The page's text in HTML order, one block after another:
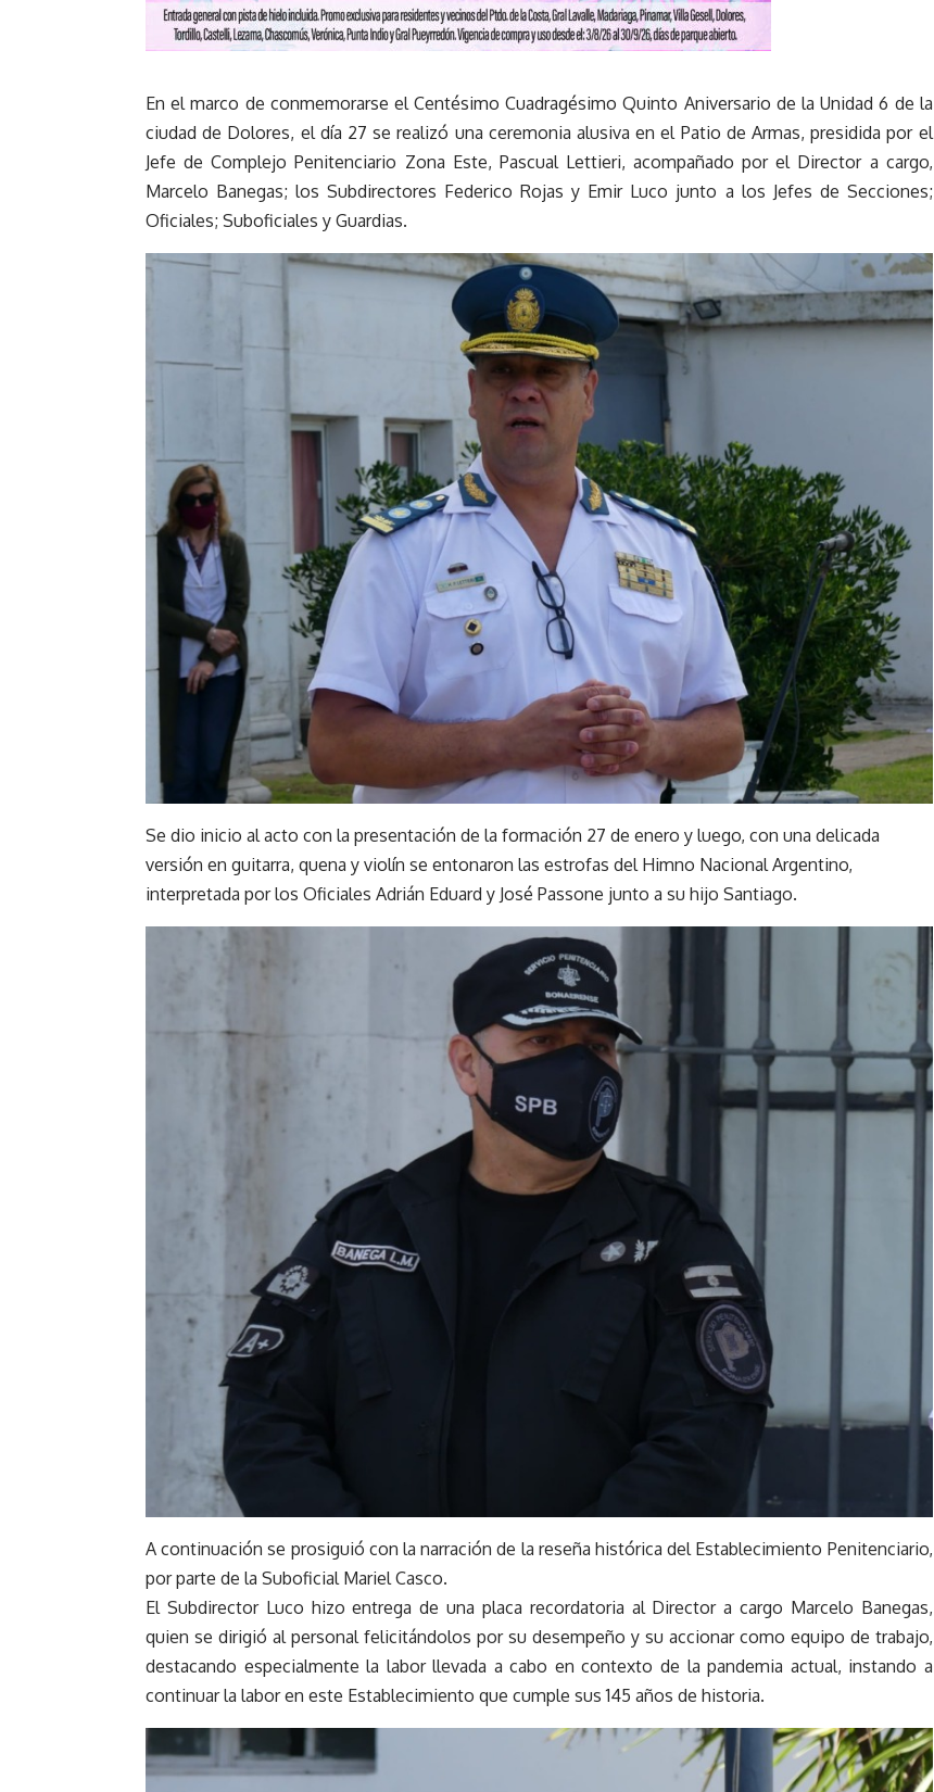
En el marco de conmemorarse el Centésimo Cuadragésimo Quinto Aniversario de la Unidad 6 de la
ciudad de Dolores, el día 27 se realizó una ceremonia alusiva en el Patio de Armas, presidida por el
Jefe de Complejo Penitenciario Zona Este, Pascual Lettieri, acompañado por el Director a cargo,
Marcelo Banegas; los Subdirectores Federico Rojas y Emir Luco junto a los Jefes de Secciones;
Oficiales; Suboficiales y Guardias.
Se dio inicio al acto con la presentación de la formación 27 de enero y luego, con una delicada
versión en guitarra, quena y violín se entonaron las estrofas del Himno Nacional Argentino,
interpretada por los Oficiales Adrián Eduard y José Passone junto a su hijo Santiago.
A continuación se prosiguió con la narración de la reseña histórica del Establecimiento Penitenciario,
por parte de la Suboficial Mariel Casco.
El Subdirector Luco hizo entrega de una placa recordatoria al Director a cargo Marcelo Banegas,
quien se dirigió al personal felicitándolos por su desempeño y su accionar como equipo de trabajo,
destacando especialmente la labor llevada a cabo en contexto de la pandemia actual, instando a
continuar la labor en este Establecimiento que cumple sus 145 años de historia.